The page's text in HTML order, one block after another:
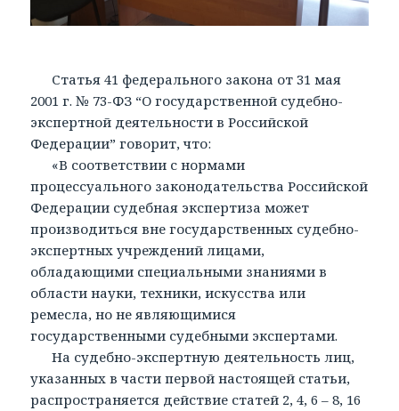
Статья 41 федерального закона от 31 мая
2001 г. № 73-ФЗ “О государственной судебно-
экспертной деятельности в Российской
Федерации” говорит, что:
«В соответствии с нормами
процессуального законодательства Российской
Федерации судебная экспертиза может
производиться вне государственных судебно-
экспертных учреждений лицами,
обладающими специальными знаниями в
области науки, техники, искусства или
ремесла, но не являющимися
государственными судебными экспертами.
На судебно-экспертную деятельность лиц,
указанных в части первой настоящей статьи,
распространяется действие статей 2, 4, 6 – 8, 16